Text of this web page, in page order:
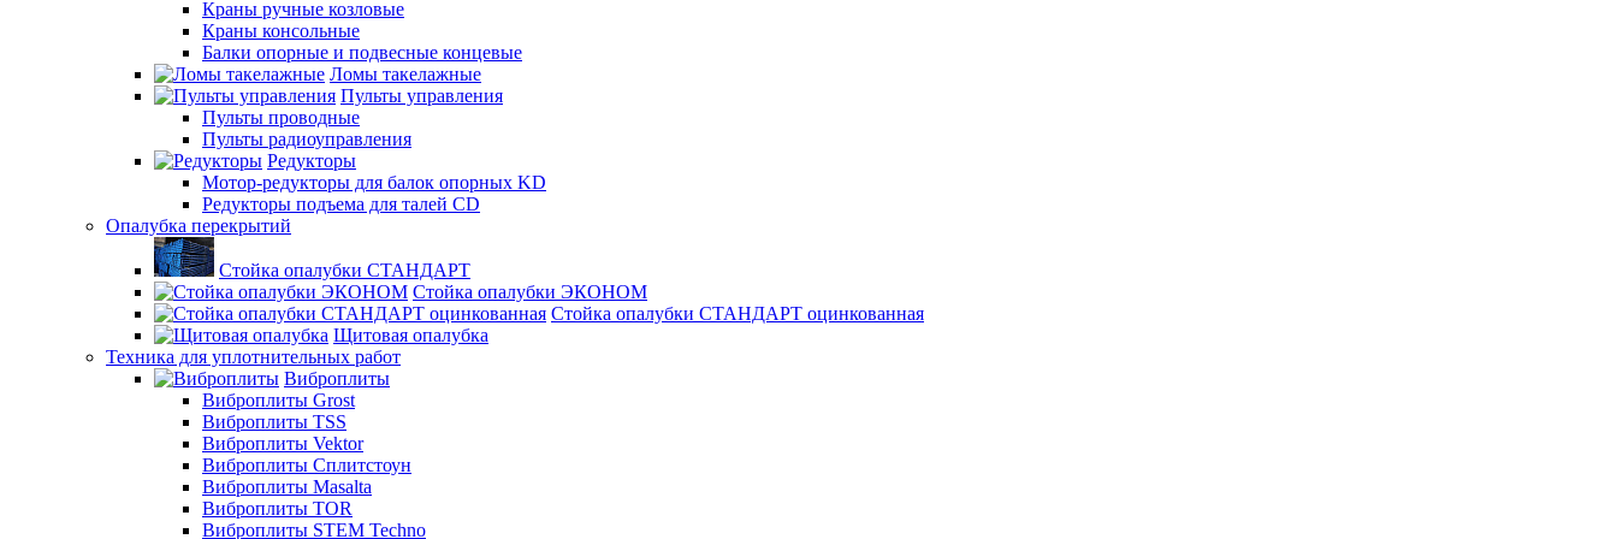
Краны ручные козловые
Краны консольные
Балки опорные и подвесные концевые
Ломы такелажные
Пульты управления
Пульты проводные
Пульты радиоуправления
Редукторы
Мотор-редукторы для балок опорных KD
Редукторы подъема для талей CD
Опалубка перекрытий
Стойка опалубки СТАНДАРТ
Стойка опалубки ЭКОНОМ
Стойка опалубки СТАНДАРТ оцинкованная
Щитовая опалубка
Техника для уплотнительных работ
Виброплиты
Виброплиты Grost
Виброплиты TSS
Виброплиты Vektor
Виброплиты Сплитстоун
Виброплиты Masalta
Виброплиты TOR
Виброплиты STEM Techno